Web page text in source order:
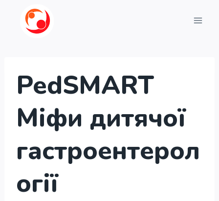
Перейти
PedSMART
Міфи дитячої
гастроентерол
огії